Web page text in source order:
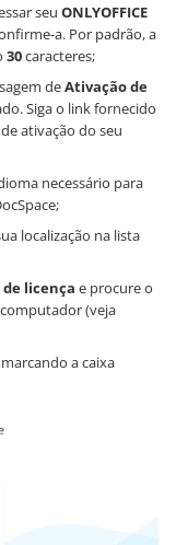
seu ONLYOFFICE
a. Por padrão, a
30caracteres;
deAtivação de
Siga o link fornecido
ativação do seu
necessário para
localização na lista
licença e procure o
(veja
marcando a caixa